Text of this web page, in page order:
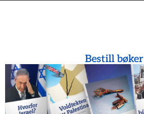
Bestill bøker